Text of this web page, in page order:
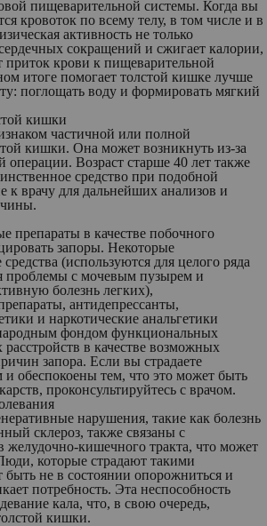
пищеварительной системы. Когда вы
кровоток по всему телу, в том числе и в
активность не только
сокращений и сжигает калории,
приток крови к пищеварительной
итоге помогает толстой кишке лучше
поглощать воду и формировать мягкий
кишки
частичной или полной
кишки. Она может возникнуть из-за
операции. Возраст старше 40 лет также
средство при подобной
к врачу для дальнейших анализов и
препараты в качестве побочного
запоры. Некоторые
(используются для целого ряда
проблемы с мочевым пузырем и
болезнь легких),
антидепрессанты,
и наркотические анальгетики
фондом функциональных
в качестве возможных
запора. Если вы страдаете
обеспокоены тем, что это может быть
проконсультируйтесь с врачом.
нарушения, такие как болезнь
склероз, также связаны с
желудочно-кишечного тракта, что может
которые страдают такими
быть не в состоянии опорожниться и
потребность. Эта неспособность
кала, что, в свою очередь,
кишки.